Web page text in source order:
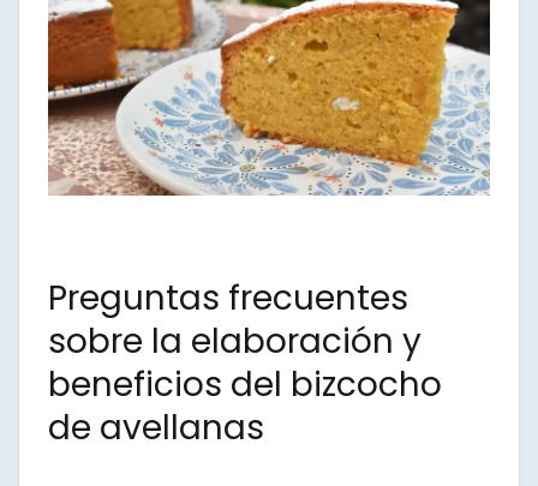
Preguntas frecuentes
sobre la elaboración y
beneficios del bizcocho
de avellanas